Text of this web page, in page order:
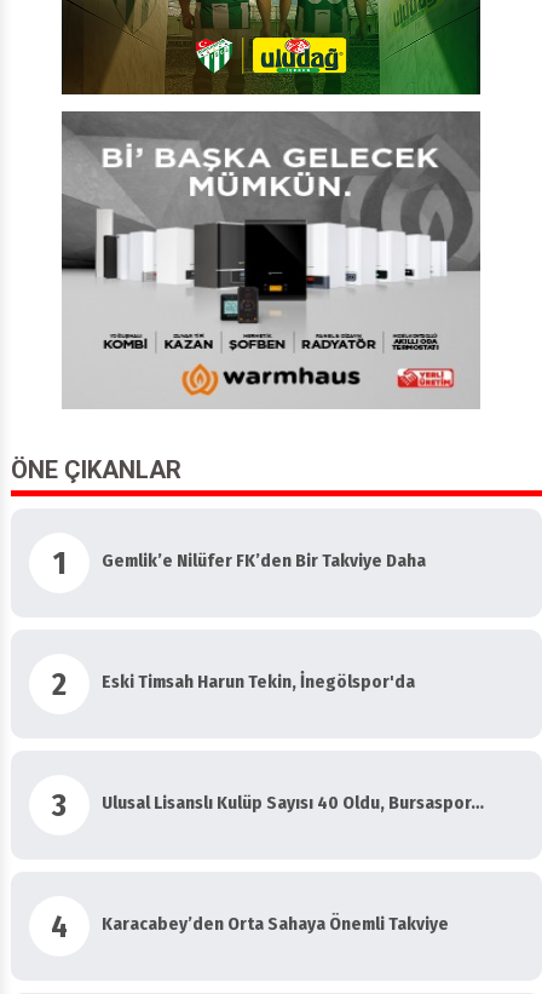
ÖNE ÇIKANLAR
1 Gemlik’e Nilüfer FK’den Bir Takviye Daha
2 Eski Timsah Harun Tekin, İnegölspor'da
3 Ulusal Lisanslı Kulüp Sayısı 40 Oldu, Bursaspor…
4 Karacabey’den Orta Sahaya Önemli Takviye